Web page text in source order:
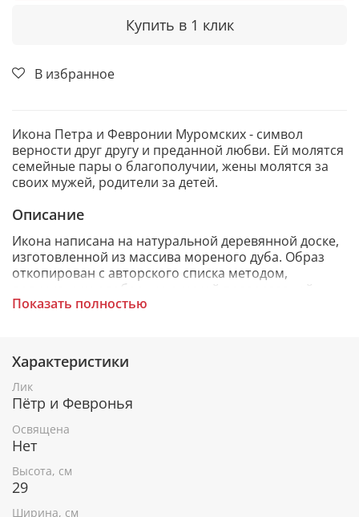
Купить в 1 клик
В избранное
Икона Петра и Февронии Муромских - символ
верности друг другу и преданной любви. Ей молятся
семейные пары о благополучии, жены молятся за
своих мужей, родители за детей.
Описание
Икона написана на натуральной деревянной доске,
изготовленной из массива мореного дуба. Образ
откопирован с авторского списка методом,
получившим одобрение русской православной
церкви.
При окончательном оформлении образа
использовались специальные фронтажные грунты,
выравнивающие лаки и темперные краски. Венец и
поля иконы вручную украшены рельефным
орнаментом и натуральным жемчугом или
полудрагоценными камнями.
Показать полностью
Характеристики
Лик
Пётр и Февронья
Освящена
Нет
Высота, см
29
Ширина, см